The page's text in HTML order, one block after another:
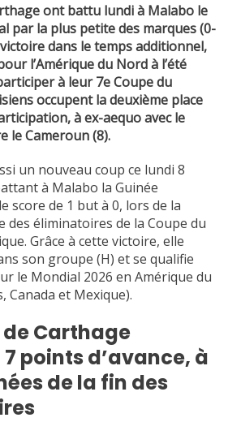
ont battu lundi à Malabo le
par la plus petite des marques (0-
victoire dans le temps additionnel,
l’Amérique du Nord à l’été
à leur 7e Coupe du
occupent la deuxième place
à ex-aequo avec le
le Cameroun (8).
un nouveau coup ce lundi 8
à Malabo la Guinée
score de 1 but à 0, lors de la
des éliminatoires de la Coupe du
Grâce à cette victoire, elle
son groupe (H) et se qualifie
le Mondial 2026 en Amérique du
Canada et Mexique).
de Carthage
points d’avance, à
de la fin des